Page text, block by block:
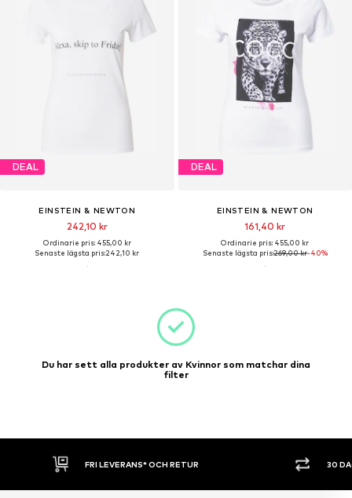
DEAL
EINSTEIN & NEWTON
242,10 kr
Ordinarie pris: 455,00 kr
Senaste lägsta pris:242,10 kr
DEAL
EINSTEIN & NEWTON
161,40 kr
Ordinarie pris: 455,00 kr
Senaste lägsta pris:269,00 kr-40%
Du har sett alla produkter av Kvinnor som matchar dina
filter
30 DAGARS ÖPPET KÖP SHOPPA NU.